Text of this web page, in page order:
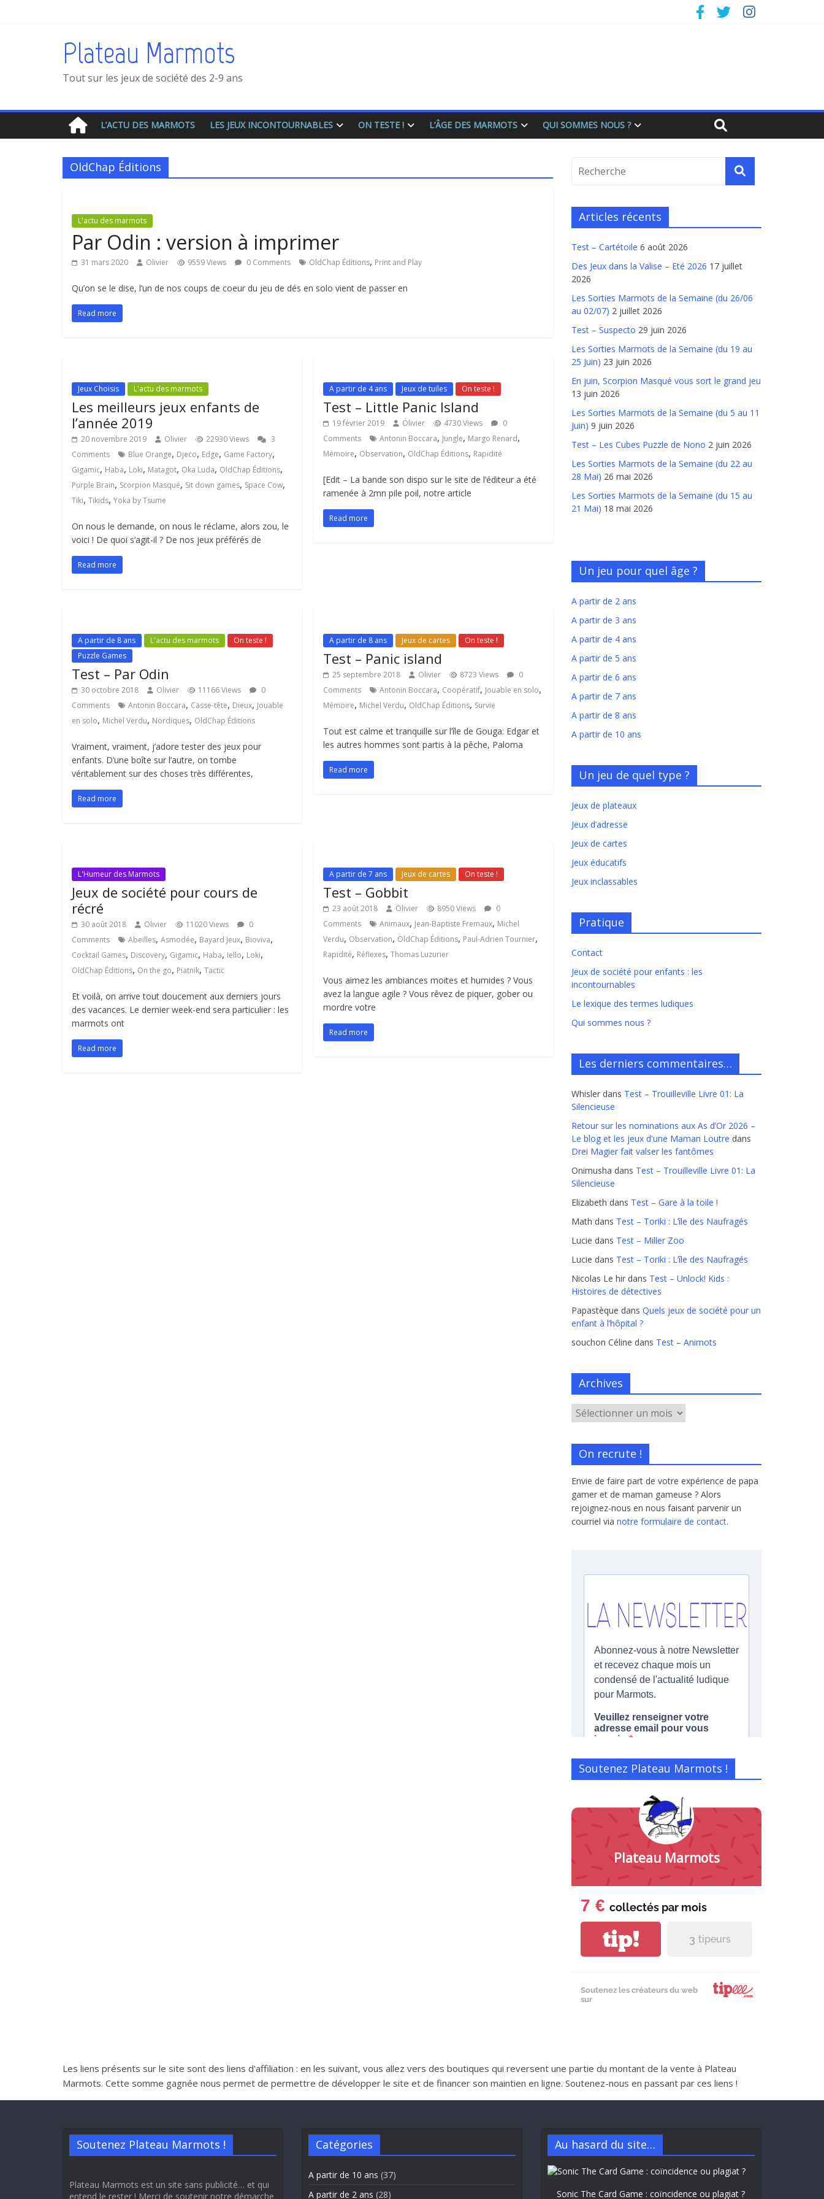
Plateau Marmots
Tout sur les jeux de société des 2-9 ans
L’ACTU DES MARMOTS LES JEUX INCONTOURNABLES ON TESTE ! L’ÂGE DES MARMOTS QUI SOMMES NOUS ?
OldChap Éditions
L'actu des marmots
Par Odin : version à imprimer
31 mars 2020 Olivier 9559 Views 0 Comments OldChap Éditions, Print and Play
Qu’on se le dise, l’un de nos coups de coeur du jeu de dés en solo vient de passer en
Read more
Jeux Choisis L'actu des marmots
Les meilleurs jeux enfants de
l’année 2019
20 novembre 2019 Olivier 22930 Views
3
Comments
Blue Orange, Djeco, Edge, Game Factory,
Gigamic, Haba, Loki, Matagot, Oka Luda, OldChap Éditions,
Purple Brain, Scorpion Masqué, Sit down games, Space Cow,
Tiki, Tikids, Yoka by Tsume
On nous le demande, on nous le réclame, alors zou, le
voici ! De quoi s’agit-il ? De nos jeux préférés de
Read more
A partir de 4 ans Jeux de tuiles On teste !
Test – Little Panic Island
19 février 2019 Olivier 4730 Views
0
Comments
Antonin Boccara, Jungle, Margo Renard,
Mémoire, Observation, OldChap Éditions, Rapidité
[Edit – La bande son dispo sur le site de l’éditeur a été
ramenée à 2mn pile poil, notre article
Read more
A partir de 8 ans L'actu des marmots
On teste !
Puzzle Games
Test – Par Odin
30 octobre 2018 Olivier 11166 Views
0
Comments
Antonin Boccara, Casse-tête, Dieux, Jouable
en solo, Michel Verdu, Nordiques, OldChap Éditions
Vraiment, vraiment, j’adore tester des jeux pour
enfants. D’une boîte sur l’autre, on tombe
véritablement sur des choses très différentes,
Read more
A partir de 8 ans Jeux de cartes On teste !
Test – Panic island
25 septembre 2018 Olivier 8723 Views
0
Comments
Antonin Boccara, Coopératif, Jouable en solo,
Mémoire, Michel Verdu, OldChap Éditions, Survie
Tout est calme et tranquille sur l’île de Gouga: Edgar et
les autres hommes sont partis à la pêche, Paloma
Read more
L'Humeur des Marmots
Jeux de société pour cours de
récré
30 août 2018 Olivier 11020 Views
0
Comments
Abeilles, Asmodée, Bayard Jeux, Bioviva,
Cocktail Games, Discovery, Gigamic, Haba, Iello, Loki,
OldChap Éditions, On the go, Piatnik, Tactic
Et voilà, on arrive tout doucement aux derniers jours
des vacances. Le dernier week-end sera particulier : les
marmots ont
Read more
A partir de 7 ans Jeux de cartes On teste !
Test – Gobbit
23 août 2018 Olivier 8950 Views
0
Comments
Animaux, Jean-Baptiste Fremaux, Michel
Verdu, Observation, OldChap Éditions, Paul-Adrien Tournier,
Rapidité, Réflexes,Thomas Luzurier
Vous aimez les ambiances moites et humides ? Vous
avez la langue agile ? Vous rêvez de piquer, gober ou
mordre votre
Read more
Articles récents
Test – Cartétoile 6 août 2026
Des Jeux dans la Valise – Eté 2026 17 juillet
2026
Les Sorties Marmots de la Semaine (du 26/06
au 02/07) 2 juillet 2026
Test – Suspecto 29 juin 2026
Les Sorties Marmots de la Semaine (du 19 au
25 Juin) 23 juin 2026
En juin, Scorpion Masqué vous sort le grand jeu
13 juin 2026
Les Sorties Marmots de la Semaine (du 5 au 11
Juin) 9 juin 2026
Test – Les Cubes Puzzle de Nono 2 juin 2026
Les Sorties Marmots de la Semaine (du 22 au
28 Mai) 26 mai 2026
Les Sorties Marmots de la Semaine (du 15 au
21 Mai) 18 mai 2026
Un jeu pour quel âge ?
A partir de 2 ans
A partir de 3 ans
A partir de 4 ans
A partir de 5 ans
A partir de 6 ans
A partir de 7 ans
A partir de 8 ans
A partir de 10 ans
Un jeu de quel type ?
Jeux de plateaux
Jeux d’adresse
Jeux de cartes
Jeux éducatifs
Jeux inclassables
Pratique
Contact
Jeux de société pour enfants : les
incontournables
Le lexique des termes ludiques
Qui sommes nous ?
Les derniers commentaires…
Whisler dans Test – Trouilleville Livre 01: La
Silencieuse
Retour sur les nominations aux As d’Or 2026 –
Le blog et les jeux d'une Maman Loutre dans
Drei Magier fait valser les fantômes
Onimusha dans Test – Trouilleville Livre 01: La
Silencieuse
Elizabeth dans Test – Gare à la toile !
Math dans Test – Toriki : L’île des Naufragés
Lucie dans Test – Miller Zoo
Lucie dans Test – Toriki : L’île des Naufragés
Nicolas Le hir dans Test – Unlock! Kids :
Histoires de détectives
Papastèque dans Quels jeux de société pour un
enfant à l’hôpital ?
souchon Céline dans Test – Animots
Archives
On recrute !
Envie de faire part de votre expérience de papa
gamer et de maman gameuse ? Alors
rejoignez-nous en nous faisant parvenir un
courriel via notre formulaire de contact.
Soutenez Plateau Marmots !
Plateau Marmots
7 € collectés par mois
tip! 3 tipeurs
Soutenez les créateurs du web
sur
Les liens présents sur le site sont des liens d'affiliation : en les suivant, vous allez vers des boutiques qui reversent une partie du montant de la vente à Plateau
Marmots. Cette somme gagnée nous permet de permettre de développer le site et de financer son maintien en ligne. Soutenez-nous en passant par ces liens !
Soutenez Plateau Marmots !
Plateau Marmots est un site sans publicité… et qui
entend le rester ! Merci de soutenir notre démarche
Catégories
A partir de 10 ans (37)
A partir de 2 ans (28)
Au hasard du site…
Sonic The Card Game : coïncidence ou plagiat ?